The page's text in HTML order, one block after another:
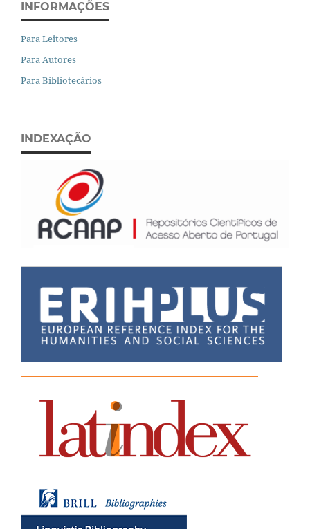
INFORMAÇÕES
Para Leitores
Para Autores
Para Bibliotecários
INDEXAÇÃO